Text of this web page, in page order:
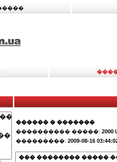
������ � �������
���������� �����: 2000
���������: 2009-08-16
��� �������� �����